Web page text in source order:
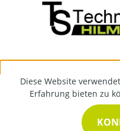
Diese Website
Erfahrung bieten zu